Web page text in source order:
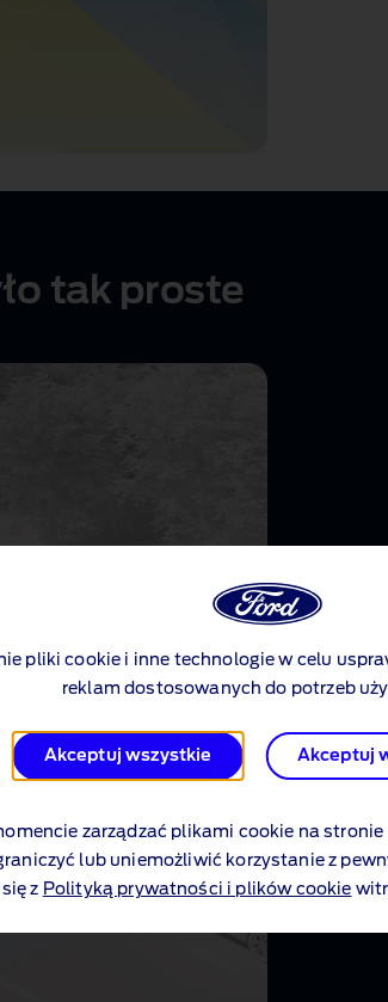
pliki cookie i inne technologie w celu
reklam dostosowanych do potrzeb
Akceptuj wszystkie Akceptuj
zarządzać plikami cookie na stronie
lub uniemożliwić korzystanie z
z Polityką prywatności i plików cookie
tak proste
dostępne